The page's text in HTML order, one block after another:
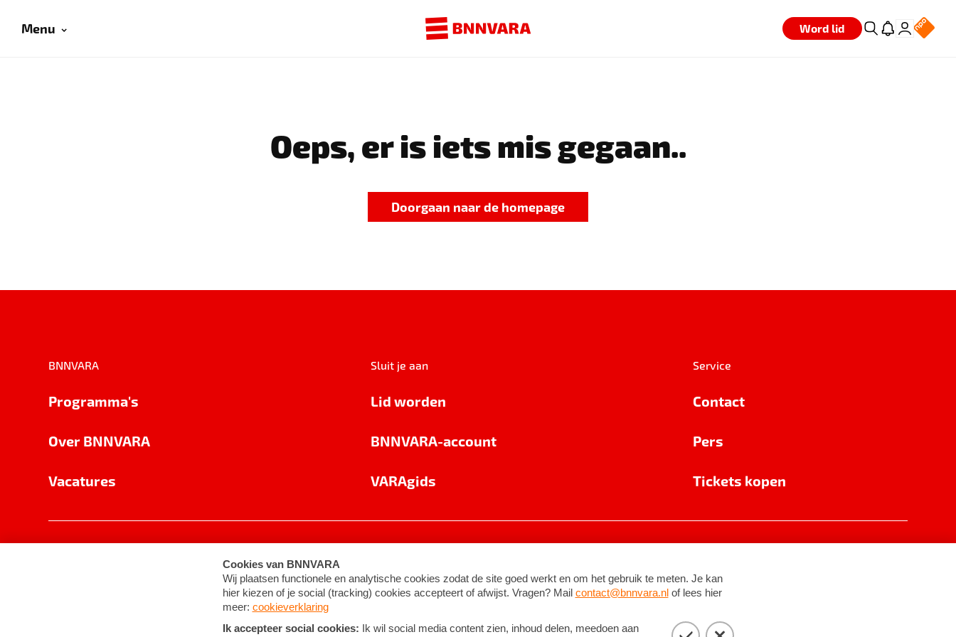
Menu Word lid
Oeps, er is iets mis gegaan..
Doorgaan naar de homepage
BNNVARA
Programma's
Over BNNVARA
Vacatures
Sluit je aan
Lid worden
BNNVARA-account
VARAgids
Service
Contact
Pers
Tickets kopen
Cookie-instellingen Algemene voorwaarden ©2026BNNVARA